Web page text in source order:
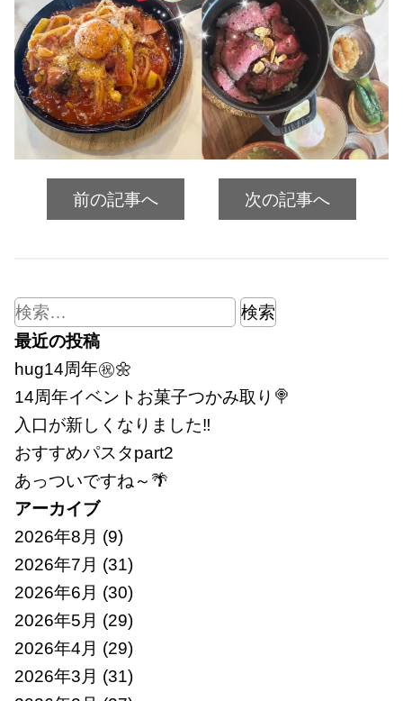
前の記事へ 次の記事へ
検
索:
最近の投稿
hug14周年㊗🌼
14周年イベントお菓子つかみ取り🍭
入口が新しくなりました‼
おすすめパスタpart2
あっついですね～🌴
アーカイブ
2026年8月 (9)
2026年7月 (31)
2026年6月 (30)
2026年5月 (29)
2026年4月 (29)
2026年3月 (31)